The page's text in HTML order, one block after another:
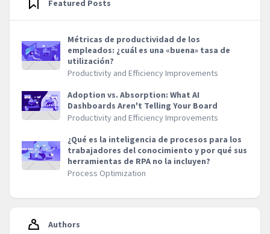
Featured Posts
Métricas de productividad de los
empleados: ¿cuál es una «buena» tasa de
utilización?
Productivity and Efficiency Improvements
Adoption vs. Absorption: What AI
Dashboards Aren't Telling Your Board
Productivity and Efficiency Improvements
¿Qué es la inteligencia de procesos para los
trabajadores del conocimiento y por qué sus
herramientas de RPA no la incluyen?
Process Optimization
Authors